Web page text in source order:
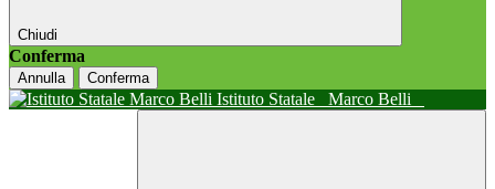
Chiudi
Conferma
Annulla Conferma
Istituto Statale Marco Belli